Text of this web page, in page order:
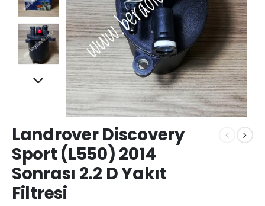
Landrover Discovery
Sport (L550) 2014
Sonrası 2.2 D Yakıt
Filtresi